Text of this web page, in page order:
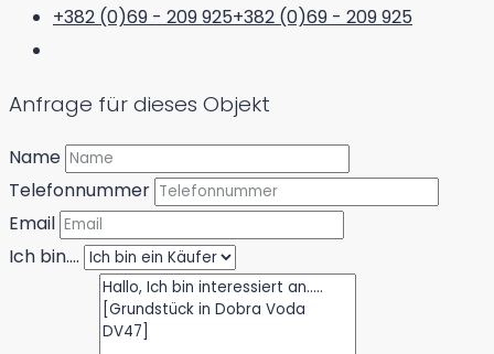
+382 (0)69 - 209 925+382 (0)69 - 209 925
Anfrage für dieses Objekt
Name
Telefonnummer
Email
Ich bin....